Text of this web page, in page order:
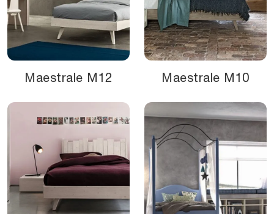
Maestrale M12 Maestrale M10